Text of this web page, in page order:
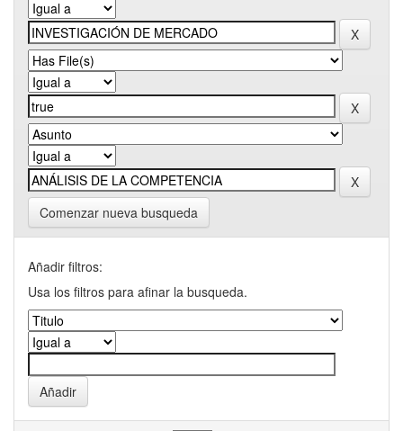
Comenzar nueva busqueda
Añadir filtros:
Usa los filtros para afinar la busqueda.